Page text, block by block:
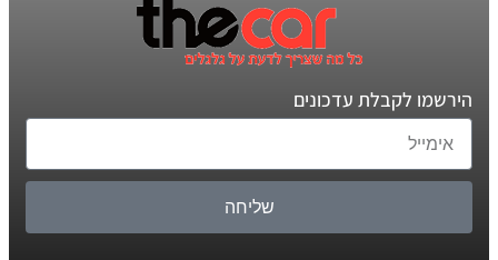
הירשמו לקבלת עדכונים
שליחה